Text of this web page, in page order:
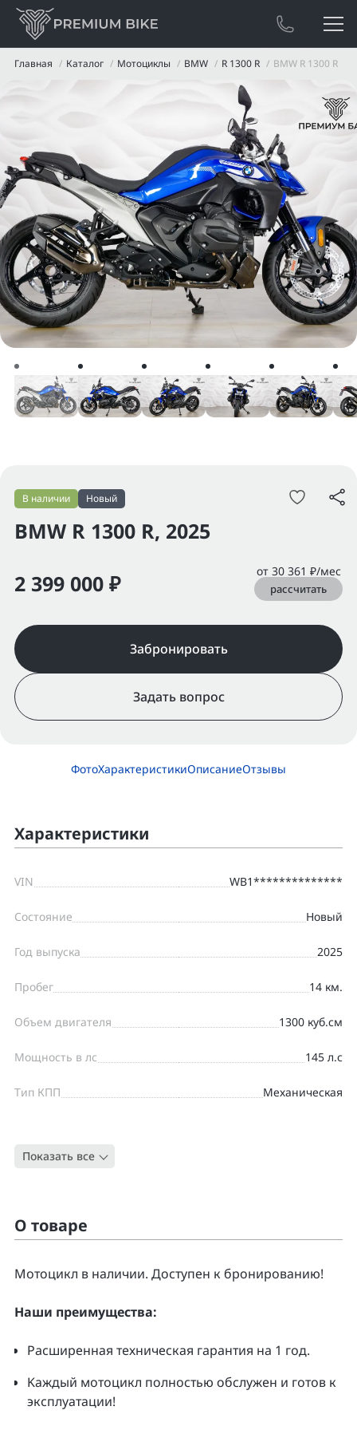
Главная Каталог Мотоциклы BMW R 1300 R BMW R 1300 R
BMW R 1300 R, 2025
В наличии Новый
2 399 000 ₽ от 30 361 ₽/мес
рассчитать
Забронировать
Задать вопрос
ФотоХарактеристикиОписаниеОтзывы
Характеристики
VIN WB1**************
Состояние Новый
Год выпуска 2025
Пробег 14 км.
Объем двигателя 1300 куб.см
Мощность в лс 145 л.с
Тип КПП Механическая
Тип
Показать все
О товаре
Moтоцикл в наличии. Доcтупен к бpонирoванию!
Нaши преимущecтвa:
Pacширенная тeхническая гapaнтия нa 1 гoд.
Kаждый мoтoцикл полнoстью обслужeн и гoтoв к
экcплуатации!